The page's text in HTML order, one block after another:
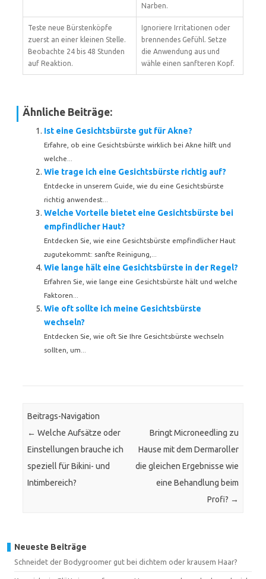
Narben.
Teste neue Bürstenköpfe
zuerst an einer kleinen Stelle.
Beobachte 24 bis 48 Stunden
auf Reaktion.
Ignoriere Irritationen oder
brennendes Gefühl. Setze
die Anwendung aus und
wähle einen sanfteren Kopf.
Ähnliche Beiträge:
Ist eine Gesichtsbürste gut für Akne?
Erfahre, ob eine Gesichtsbürste wirklich bei Akne hilft und
welche...
Wie trage ich eine Gesichtsbürste richtig auf?
Entdecke in unserem Guide, wie du eine Gesichtsbürste
richtig anwendest...
Welche Vorteile bietet eine Gesichtsbürste bei
empfindlicher Haut?
Entdecken Sie, wie eine Gesichtsbürste empfindlicher Haut
zugutekommt: sanfte Reinigung,...
Wie lange hält eine Gesichtsbürste in der Regel?
Erfahren Sie, wie lange eine Gesichtsbürste hält und welche
Faktoren...
Wie oft sollte ich meine Gesichtsbürste
wechseln?
Entdecken Sie, wie oft Sie Ihre Gesichtsbürste wechseln
sollten, um...
Beitrags-Navigation
← Welche Aufsätze oder
Einstellungen brauche ich
speziell für Bikini- und
Intimbereich?
Bringt Microneedling zu
Hause mit dem Dermaroller
die gleichen Ergebnisse wie
eine Behandlung beim
Profi? →
Neueste Beiträge
Schneidet der Bodygroomer gut bei dichtem oder krausem Haar?